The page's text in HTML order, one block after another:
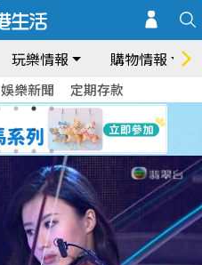
玩樂情報 購物情報
娛樂新聞 定期存款